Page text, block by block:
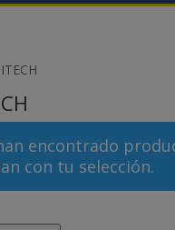
encontrado
con tu selección.